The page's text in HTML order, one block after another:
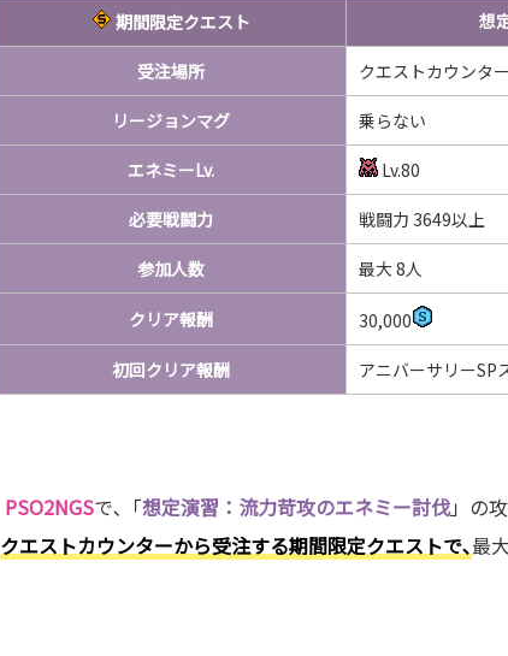
期間限定クエスト 想
受注場所 クエストカウンター
リージョンマグ 乗らない
エネミーLv. Lv.80
必要戦闘力 戦闘力 3649以上
参加人数 最大 8人
クリア報酬 30,000
初回クリア報酬 アニバーサリー
PSO2NGSで､「想定演習：流力苛攻のエネミー討伐」の
クエストカウンターから受注する期間限定クエストで､最